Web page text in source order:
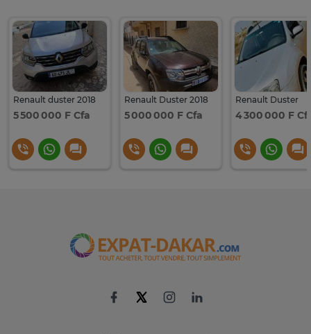
Renault duster 2018
5 500 000 F Cfa
Renault Duster 2018
5 000 000 F Cfa
Renault Duster
4 300 000 F